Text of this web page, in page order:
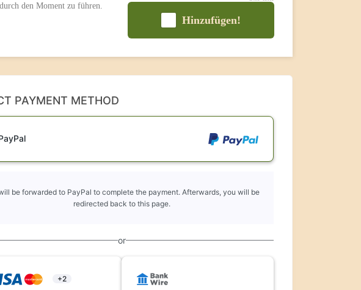
den Moment zu führen.
Hinzufügen!
PAYMENT METHOD
be forwarded to PayPal to complete the payment. Afterwards, you will be
redirected back to this page.
or
+2